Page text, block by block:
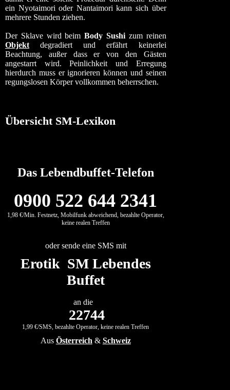
ein Nyotaimori oder Nantaimori kann sich über
mehrere Stunden ziehen.
Der Sklave wird beimBody Sushi zum reinen
Objekt degradiert und erfährt keinerlei
Beachtung, außer dass er von den Gästen
angestarrt wird. Peinlichkeit und Erregung
hierdurch muss er ignorieren können und seinen
regungslosen Körper vollkommen beherrschen.
Übersicht SM-Lexikon
Das Lebendbuffet-Telefon
0900 522 644 2341
1,98 €/Min. Festnetz, Mobilfunk abweichend, bezahlte Operator,
keine realen Treffen
oder sende eine SMS mit
Erotik SM Lebendes
Buffet
an die
22744
1,99 €/SMS, bezahlte Operator, keine realen Treffen
Aus Österreich & Schweiz